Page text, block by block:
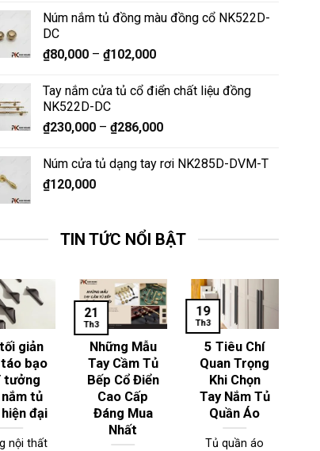
Núm nắm tủ đồng màu đồng cổ NK522D-
DC
₫80,000 –₫102,000
Tay nắm cửa tủ cổ điển chất liệu đồng
NK522D-DC
₫230,000 –₫286,000
Núm cửa tủ dạng tay rơi NK285D-DVM-T
₫120,000
TIN TỨC NỔI BẬT
giản
bạo
tưởng
tủ
đại
nội thất
Những Mẫu
Tay Cầm Tủ
Bếp Cổ Điển
Cao Cấp
Đáng Mua
Nhất
21
Th3
5 Tiêu Chí
Quan Trọng
Khi Chọn
Tay Nắm Tủ
Quần Áo
Tủ quần áo
19
Th3